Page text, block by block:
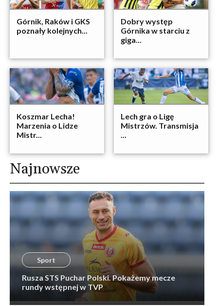
Górnik, Raków i GKS
poznały kolejnych...
Dobry występ
Górnika w starciu z
giga...
Koszmar Lecha!
Marzenia o Lidze
Mistr...
Lech gra o Ligę
Mistrzów. Transmisja
...
Najnowsze
Sport
Rusza STS Puchar Polski. Pokażemy mecze
rundy wstępnej w TVP